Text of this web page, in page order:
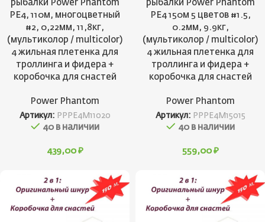
рыбалки Power Phantom
PE4, 110м, многоцветный
#2, 0,22мм, 11,8кг,
(мультиколор / multicolor)
4 жильная плетенка для
троллинга и фидера +
коробочка для снастей
Power Phantom
Артикул: PPPE4M11020
40 в наличии
439,00 ₽
рыбалки Power Phantom
PE4 150м 5 цветов #1.5,
0.2мм, 9.9кг,
(мультиколор / multicolor)
4 жильная плетенка для
троллинга и фидера +
коробочка для снастей
Power Phantom
Артикул: PPPE4M15015
40 в наличии
559,00 ₽